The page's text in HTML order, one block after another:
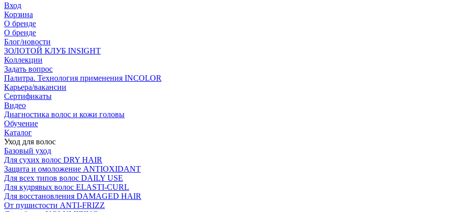
Вход
Корзина
О бренде
О бренде
Блог/новости
ЗОЛОТОЙ КЛУБ INSIGHT
Коллекции
Задать вопрос
Палитра. Технология применения INCOLOR
Карьера/вакансии
Сертификаты
Видео
Диагностика волос и кожи головы
Обучение
Каталог
Уход для волос
Базовый уход
Для сухих волос DRY HAIR
Защита и омоложение ANTIOXIDANT
Для всех типов волос DAILY USE
Для кудрявых волос ELASTI-CURL
Для восстановления DAMAGED HAIR
От пушистости ANTI-FRIZZ